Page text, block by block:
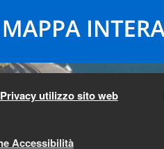
utilizzo sito web
Accessibilità